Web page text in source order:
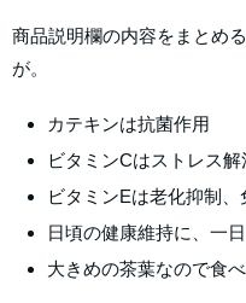
商品説明欄の内容をまとめ
が。
カテキンは抗菌作用
ビタミンCはストレス解
ビタミンEは老化抑制、
日頃の健康維持に、一
大きめの茶葉なので食